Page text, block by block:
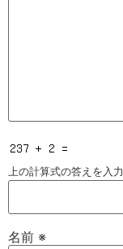
上の計算式の答えを入
名前 ※